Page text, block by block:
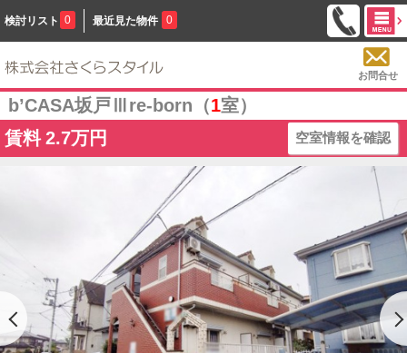
検討リスト 0 最近見た物件 0
お問合せ
b’CASA坂戸Ⅲre-born（1室）
賃料 2.7万円 空室情報を確認